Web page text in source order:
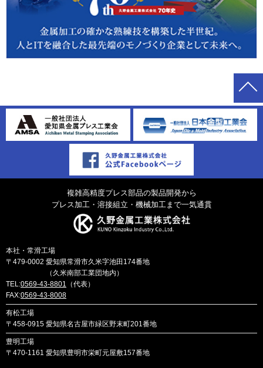
複雑高精度プレス部品の製品開発から
プレス加工・溶接組立・機械加工まで一気通貫
本社・常滑工場
〒479-0002 愛知県常滑市久米字池田174番地
（久米南部工業団地内）
TEL:0569-43-8801 （代表）
FAX:0569-43-8008
有松工場
〒458-0915 愛知県名古屋市緑区野末町201番地
豊明工場
〒470-1161 愛知県豊明市栄町元屋敷157番地